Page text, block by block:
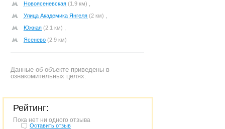
Новоясеневская (1.9 км) ,
Улица Академика Янгеля (2 км) ,
Южная (2.1 км) ,
Ясенево (2.9 км)
Данные об объекте приведены в
ознакомительных целях.
Рейтинг:
Пока нет ни одного отзыва
Оставить отзыв